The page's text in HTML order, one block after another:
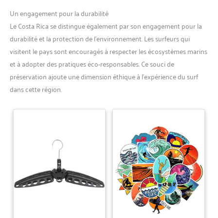
complet ou un remplacement.
Un engagement pour la durabilité
Le Costa Rica se distingue également par son engagement pour la
durabilité et la protection de l’environnement. Les surfeurs qui
visitent le pays sont encouragés à respecter les écosystèmes marins
et à adopter des pratiques éco-responsables. Ce souci de
préservation ajoute une dimension éthique à l’expérience du surf
dans cette région.